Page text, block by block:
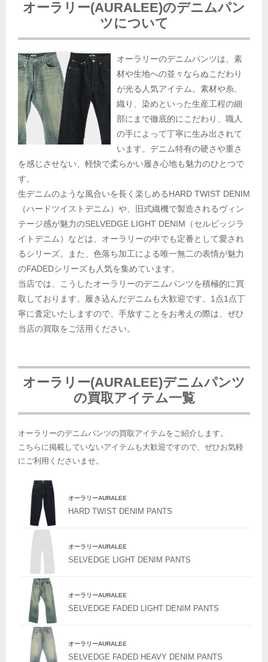
オーラリー(AURALEE)のデニムパン
ツについて
オーラリーのデニムパンツは、素
材や生地への並々ならぬこだわり
が光る人気アイテム。素材や糸、
織り、染めといった生産工程の細
部にまで徹底的にこだわり、職人
の手によって丁寧に生み出されて
います。デニム特有の硬さや重さ
を感じさせない、軽快で柔らかい履き心地も魅力のひとつで
す。
生デニムのような風合いを長く楽しめるHARD TWIST DENIM
（ハードツイストデニム）や、旧式織機で製造されるヴィン
テージ感が魅力のSELVEDGE LIGHT DENIM（セルビッジラ
イトデニム）などは、オーラリーの中でも定番として愛され
るシリーズ。また、色落ち加工による唯一無二の表情が魅力
のFADEDシリーズも人気を集めています。
当店では、こうしたオーラリーのデニムパンツを積極的に買
取しております。履き込んだデニムも大歓迎です。1点1点丁
寧に査定いたしますので、手放すことをお考えの際は、ぜひ
当店の買取をご活用ください。
オーラリー(AURALEE)デニムパンツ
の買取アイテム一覧
オーラリーのデニムパンツの買取アイテムをご紹介します。
こちらに掲載していないアイテムも大歓迎ですので、ぜひお気軽
にご利用くださいませ。
オーラリーAURALEE
HARD TWIST DENIM PANTS
オーラリーAURALEE
SELVEDGE LIGHT DENIM PANTS
オーラリーAURALEE
SELVEDGE FADED LIGHT DENIM PANTS
オーラリーAURALEE
SELVEDGE FADED HEAVY DENIM PANTS